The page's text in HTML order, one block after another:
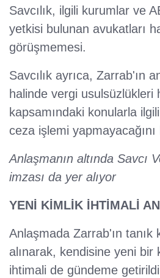
Savcılık, ilgili kurumlar ve
yetkisi bulunan avukatları
görüşmemesi.
Savcılık ayrıca, Zarrab'ın
halinde vergi usulsüzlükleri
kapsamındaki konularla
ceza işlemi
Anlaşmanın altında Savcı
imzası da yer alıyor
YENİ KİMLİK İHTİMALİ
Anlaşmada Zarrab'ın tanık
alınarak, kendisine yeni bir
ihtimali de gündeme